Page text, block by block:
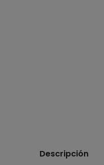
Descripción